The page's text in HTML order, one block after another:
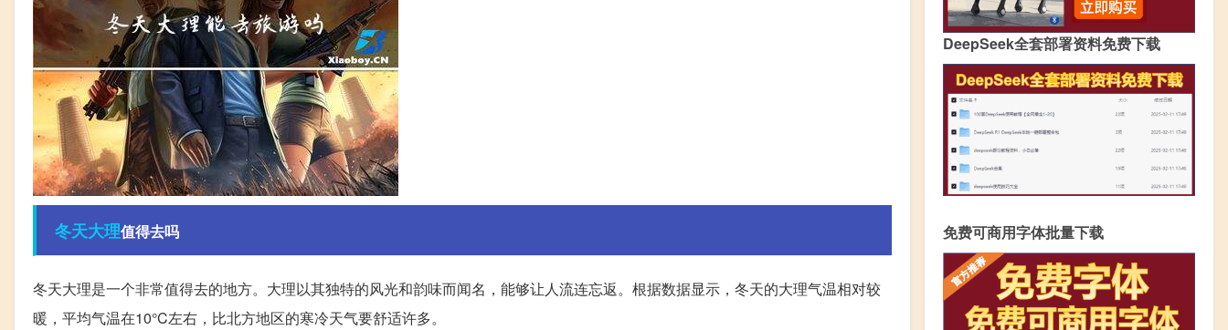
冬天大理值得去吗
冬天大理是一个非常值得去的地方。大理以其独特的风光和韵味而闻名，能够让人流连忘返。根据数据显示，冬天的大理气温相对较
暖，平均气温在10°C左右，比北方地区的寒冷天气要舒适许多。
DeepSeek全套部署资料免费下载
免费可商用字体批量下载